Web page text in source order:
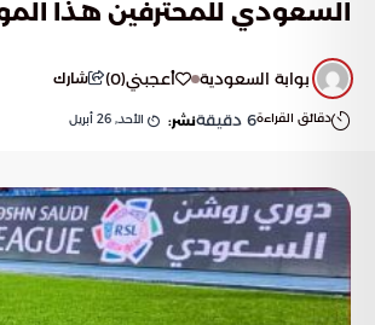
السعودي للمحترفين هذا
بوابة السعودية أعجبني(
0
) شارك
دقائق القراءة6 دقيقةنشر: الأحد, 26 أبريل